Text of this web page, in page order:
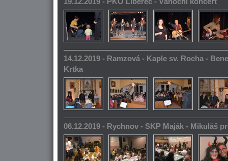
14.12.2019 - Ramzová - Kaple sv. Rocha -
Krtka
06.12.2019 - Rychnov - SKP Maják - Mikuláš